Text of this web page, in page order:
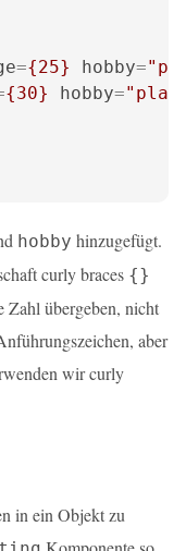
={25} hobby=
{30} hobby=
hobby hinzugefügt.
curly braces {}
Zahl übergeben, nicht
aber
wir curly
in ein Objekt zu